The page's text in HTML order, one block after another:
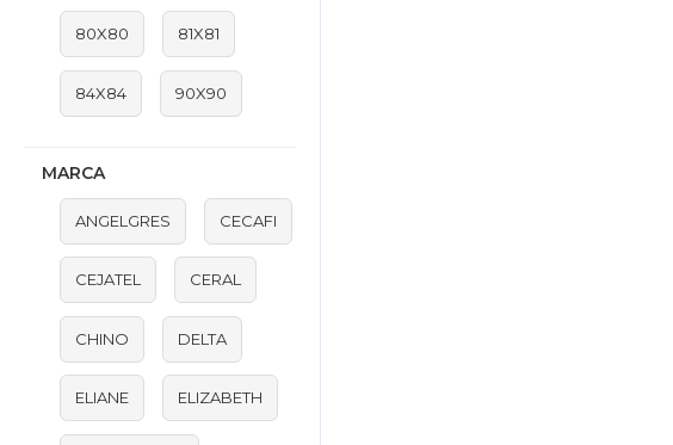
80X80 81X81
84X84 90X90
MARCA
ANGELGRES CECAFI
CEJATEL CERAL
CHINO DELTA
ELIANE ELIZABETH